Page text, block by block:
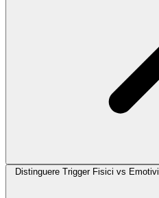
Distinguere Trigger Fisici vs Emotivi